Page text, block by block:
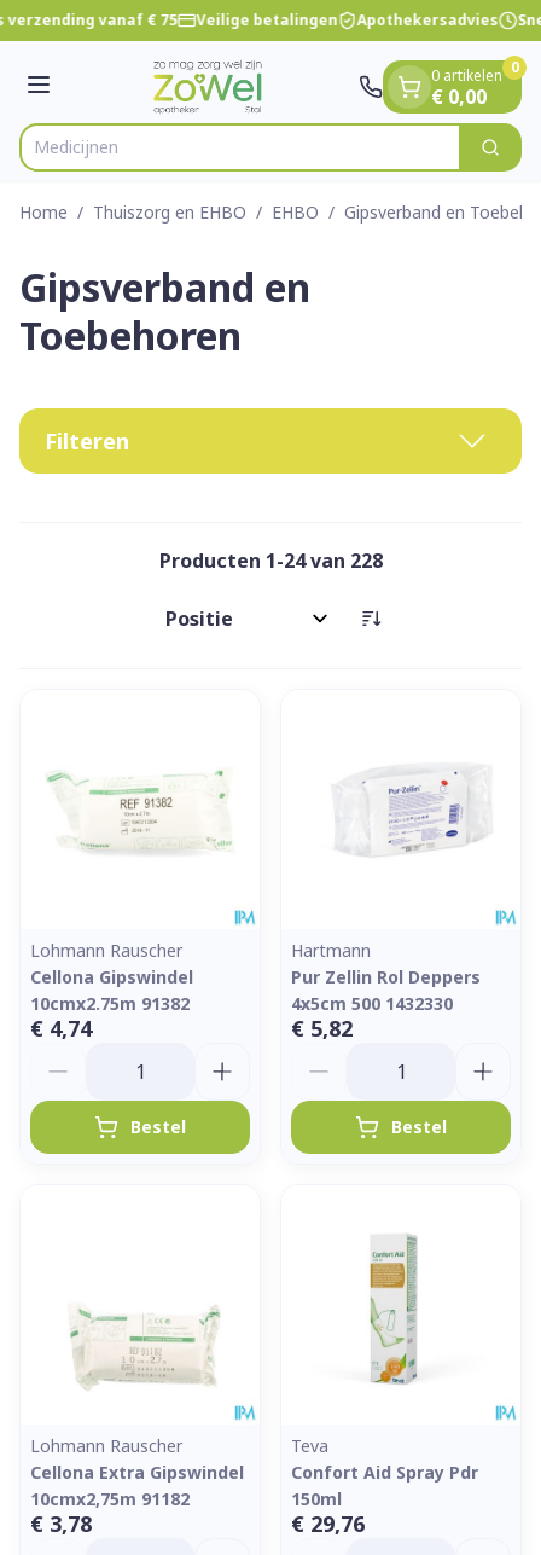
Ga naar de inhoud
1 van 1vanaf € 75 Veilige betalingen Apothekersadvies
Menu
Product, merk, categorie... Zoek
0 artikelen
€ 0,00
0
Home / Thuiszorg en EHBO / EHBO / Gipsverband en
Gipsverband en
Toebehoren
Filteren
Producten 1-24van 228
Sorteer op:
Lohmann Rauscher
Cellona Gipswindel
10cmx2.75m 91382
€ 4,74
Bestel
Hartmann
Pur Zellin Rol Deppers
4x5cm 500 1432330
€ 5,82
Bestel
Lohmann Rauscher
Cellona Extra Gipswindel
10cmx2,75m 91182
€ 3,78
Teva
Confort Aid Spray Pdr
150ml
€ 29,76